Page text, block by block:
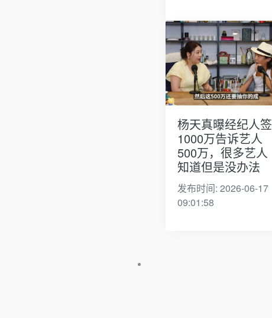
杨天真曝经纪人签
1000万告诉艺人
500万，很多艺人
知道但是没办法
发布时间: 2026-06-17
09:01:58